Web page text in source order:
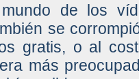
de los
se
gratis, o al
más